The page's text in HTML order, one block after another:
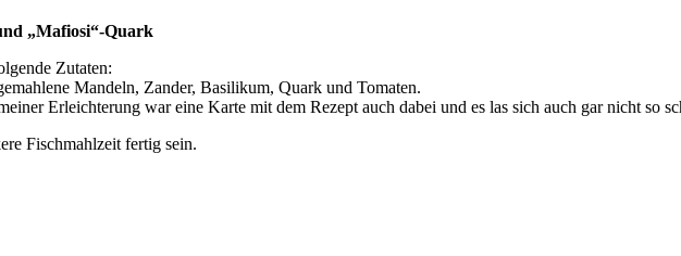
„Mafiosi“-Quark
Zutaten:
Mandeln, Zander, Basilikum, Quark und Tomaten.
Erleichterung war eine Karte mit dem Rezept auch dabei und es las sich auch gar nicht so
Fischmahlzeit fertig sein.